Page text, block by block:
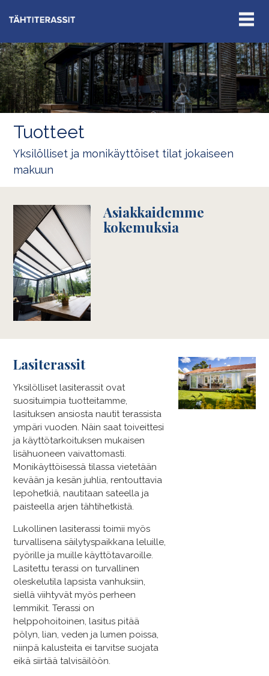
Tuotteet
Yksilölliset ja monikäyttöiset tilat jokaiseen
makuun
Asiakkaidemme
kokemuksia
Lasiterassit
Yksilölliset lasiterassit ovat
suosituimpia tuotteitamme,
lasituksen ansiosta nautit terassista
ympäri vuoden. Näin saat toiveittesi
ja käyttötarkoituksen mukaisen
lisähuoneen vaivattomasti.
Monikäyttöisessä tilassa vietetään
kevään ja kesän juhlia, rentouttavia
lepohetkiä, nautitaan sateella ja
paisteella arjen tähtihetkistä.
Lukollinen lasiterassi toimii myös
turvallisena säilytyspaikkana leluille,
pyörille ja muille käyttötavaroille.
Lasitettu terassi on turvallinen
oleskelutila lapsista vanhuksiin,
siellä viihtyvät myös perheen
lemmikit. Terassi on
helppohoitoinen, lasitus pitää
pölyn, lian, veden ja lumen poissa,
niinpä kalusteita ei tarvitse suojata
eikä siirtää talvisäilöön.